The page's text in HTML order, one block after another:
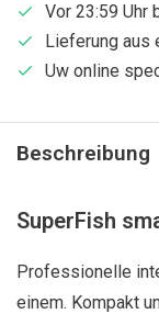
Vor 23:59 Uhr
Lieferung aus
Uw online
Beschreibung
SuperFish
Professionelle
einem. Kompakt